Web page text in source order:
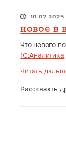
10.02.2025
новое в
Что нового
1С:Аналитика
Читать
Рассказать